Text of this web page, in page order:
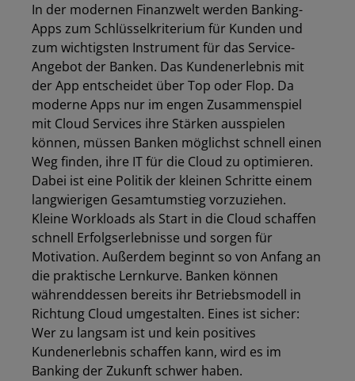
In der modernen Finanzwelt werden Banking-
Apps zum Schlüsselkriterium für Kunden und
zum wichtigsten Instrument für das Service-
Angebot der Banken. Das Kundenerlebnis mit
der App entscheidet über Top oder Flop. Da
moderne Apps nur im engen Zusammenspiel
mit Cloud Services ihre Stärken ausspielen
können, müssen Banken möglichst schnell einen
Weg finden, ihre IT für die Cloud zu optimieren.
Dabei ist eine Politik der kleinen Schritte einem
langwierigen Gesamtumstieg vorzuziehen.
Kleine Workloads als Start in die Cloud schaffen
schnell Erfolgserlebnisse und sorgen für
Motivation. Außerdem beginnt so von Anfang an
die praktische Lernkurve. Banken können
währenddessen bereits ihr Betriebsmodell in
Richtung Cloud umgestalten. Eines ist sicher:
Wer zu langsam ist und kein positives
Kundenerlebnis schaffen kann, wird es im
Banking der Zukunft schwer haben.